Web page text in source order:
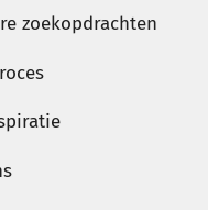
zoekopdrachten